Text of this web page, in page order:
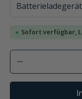
Sofort verfügbar,
Produkt